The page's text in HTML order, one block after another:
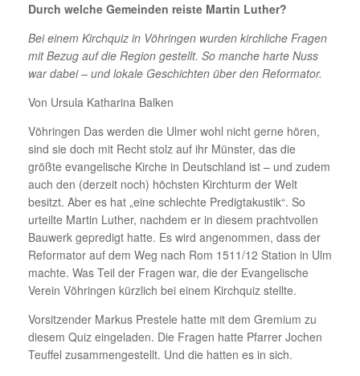
Durch welche Gemeinden reiste Martin Luther?
Bei einem Kirchquiz in Vöhringen wurden kirchliche Fragen
mit Bezug auf die Region gestellt. So manche harte Nuss
war dabei – und lokale Geschichten über den Reformator.
Von Ursula Katharina Balken
Vöhringen Das werden die Ulmer wohl nicht gerne hören,
sind sie doch mit Recht stolz auf ihr Münster, das die
größte evangelische Kirche in Deutschland ist – und zudem
auch den (derzeit noch) höchsten Kirchturm der Welt
besitzt. Aber es hat „eine schlechte Predigtakustik“. So
urteilte Martin Luther, nachdem er in diesem prachtvollen
Bauwerk gepredigt hatte. Es wird angenommen, dass der
Reformator auf dem Weg nach Rom 1511/12 Station in Ulm
machte. Was Teil der Fragen war, die der Evangelische
Verein Vöhringen kürzlich bei einem Kirchquiz stellte.
Vorsitzender Markus Prestele hatte mit dem Gremium zu
diesem Quiz eingeladen. Die Fragen hatte Pfarrer Jochen
Teuffel zusammengestellt. Und die hatten es in sich.